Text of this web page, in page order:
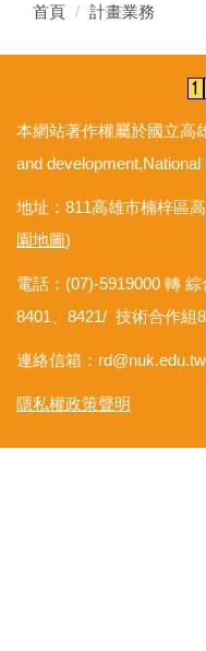
首頁 計畫業務
本網站著作權屬於國立高
and
地址：811高雄市楠梓區
園地圖)
電話：(07)-5919000 轉
8401、8421/ 技術合作組
連絡信箱： rd@nuk.edu.tw
隱私權政策聲明